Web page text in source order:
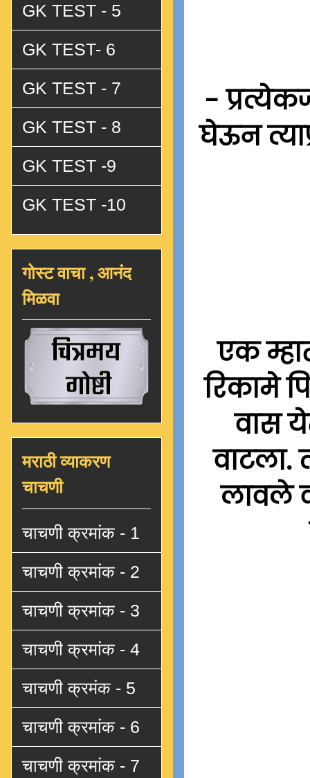
-
घेऊन
एक
रिकामे
वास
वाटला.
लावले
GK TEST - 5
GK TEST- 6
GK TEST - 7
GK TEST - 8
GK TEST -9
GK TEST -10
गोस्ट वाचा , आनंद
मिळवा
मराठी व्याकरण
चाचणी
चाचणी क्रमांक - 1
चाचणी क्रमांक - 2
चाचणी क्रमांक - 3
चाचणी क्रमांक - 4
चाचणी क्रमंक - 5
चाचणी क्रमांक - 6
चाचणी क्रमांक - 7